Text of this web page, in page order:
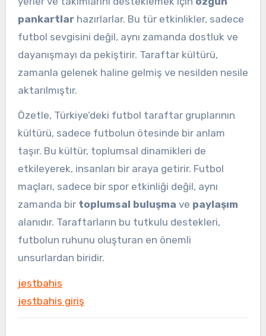
pankartlarhazırlarlar. Bu tür etkinlikler, sadece
futbol sevgisini değil, aynı zamanda dostluk ve
dayanışmayı da pekiştirir. Taraftar kültürü,
zamanla gelenek haline gelmiş ve nesilden nesile
aktarılmıştır.
Özetle, Türkiye’deki futbol taraftar gruplarının
kültürü, sadece futbolun ötesinde bir anlam
taşır. Bu kültür, toplumsal dinamikleri de
etkileyerek, insanları bir araya getirir. Futbol
maçları, sadece bir spor etkinliği değil, aynı
zamanda bir toplumsal buluşma ve paylaşım
alanıdır. Taraftarların bu tutkulu destekleri,
futbolun ruhunu oluşturan en önemli
unsurlardan biridir.
jestbahis
jestbahis giriş